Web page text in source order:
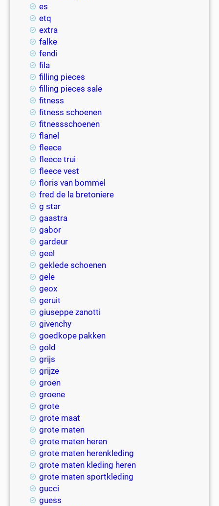
es
etq
extra
falke
fendi
fila
filling pieces
filling pieces sale
fitness
fitness schoenen
fitnessschoenen
flanel
fleece
fleece trui
fleece vest
floris van bommel
fred de la bretoniere
g star
gaastra
gabor
gardeur
geel
geklede schoenen
gele
geox
geruit
giuseppe zanotti
givenchy
goedkope pakken
gold
grijs
grijze
groen
groene
grote
grote maat
grote maten
grote maten heren
grote maten herenkleding
grote maten kleding heren
grote maten sportkleding
gucci
guess